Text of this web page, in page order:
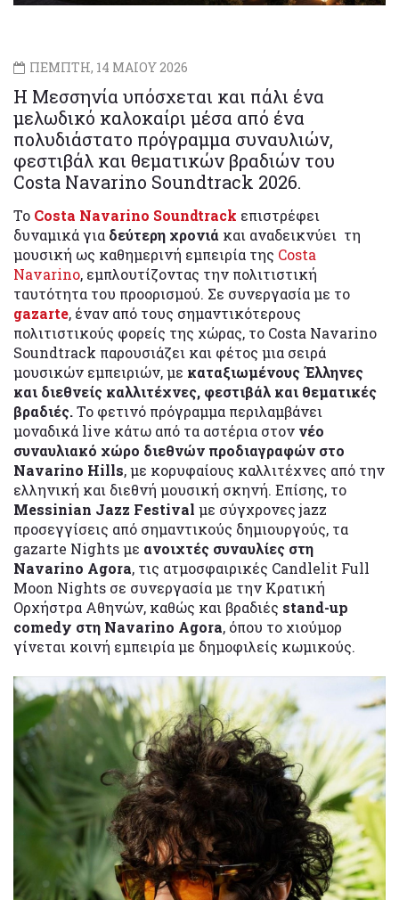
ΠΕΜΠΤΗ, 14 ΜΑΙΟΥ 2026
H Μεσσηνία υπόσχεται και πάλι ένα
μελωδικό καλοκαίρι μέσα από ένα
πολυδιάστατο πρόγραμμα συναυλιών,
φεστιβάλ και θεματικών βραδιών του
Costa Navarino Soundtrack 2026.
Το Costa Navarino Soundtrack επιστρέφει
δυναμικά για δεύτερη χρονιά και αναδεικνύει τη
μουσική ως καθημερινή εμπειρία της Costa
Navarino, εμπλουτίζοντας την πολιτιστική
ταυτότητα του προορισμού. Σε συνεργασία με το
gazarte, έναν από τους σημαντικότερους
πολιτιστικούς φορείς της χώρας, το Costa Navarino
Soundtrack παρουσιάζει και φέτος μια σειρά
μουσικών εμπειριών, με καταξιωμένους Έλληνες
και διεθνείς καλλιτέχνες, φεστιβάλ και θεματικές
βραδιές.Το φετινό πρόγραμμα περιλαμβάνει
μοναδικά live κάτω από τα αστέρια στον νέο
συναυλιακό χώρο διεθνών προδιαγραφών στο
Navarino Hills, με κορυφαίους καλλιτέχνες από την
ελληνική και διεθνή μουσική σκηνή. Επίσης, το
Messinian Jazz Festival με σύγχρονες jazz
προσεγγίσεις από σημαντικούς δημιουργούς, τα
gazarte Nights με ανοιχτές συναυλίες στη
Navarino Agora, τις ατμοσφαιρικές Candlelit Full
Moon Nights σε συνεργασία με την Κρατική
Ορχήστρα Αθηνών, καθώς και βραδιές stand-up
comedy στη Navarino Agora, όπου το χιούμορ
γίνεται κοινή εμπειρία με δημοφιλείς κωμικούς.